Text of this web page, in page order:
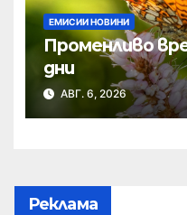
ЕМИСИИ НОВИНИ
Променливо
дни
АВГ. 6, 2026
Реклама